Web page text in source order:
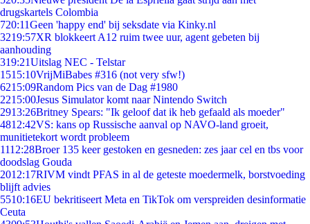
drugskartels Colombia
720:11Geen 'happy end' bij seksdate via Kinky.nl
3219:57XR blokkeert A12 ruim twee uur, agent gebeten bij
aanhouding
319:21Uitslag NEC - Telstar
1515:10VrijMiBabes #316 (not very sfw!)
6215:09Random Pics van de Dag #1980
2215:00Jesus Simulator komt naar Nintendo Switch
2913:26Britney Spears: "Ik geloof dat ik heb gefaald als moeder"
4812:42VS: kans op Russische aanval op NAVO-land groeit,
munitietekort wordt probleem
1112:28Broer 135 keer gestoken en gesneden: zes jaar cel en tbs voor
doodslag Gouda
2012:17RIVM vindt PFAS in al de geteste moedermelk, borstvoeding
blijft advies
5510:16EU bekritiseert Meta en TikTok om verspreiden desinformatie
Ceuta